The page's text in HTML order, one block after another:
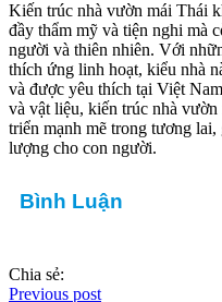
Kiến trúc nhà vườn mái Thái
đầy thẩm mỹ và tiện nghi mà
người và thiên nhiên. Với
thích ứng linh hoạt, kiểu nhà
và được yêu thích tại Việt
và vật liệu, kiến trúc nhà
triển mạnh mẽ trong tương
lượng cho con người.
Bình Luận
Chia sẻ:
Previous post